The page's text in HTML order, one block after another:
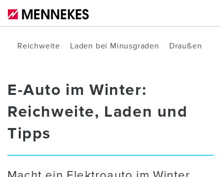
Reichweite Laden bei Minusgraden Draußen
E-Auto im Winter:
Reichweite, Laden und
Tipps